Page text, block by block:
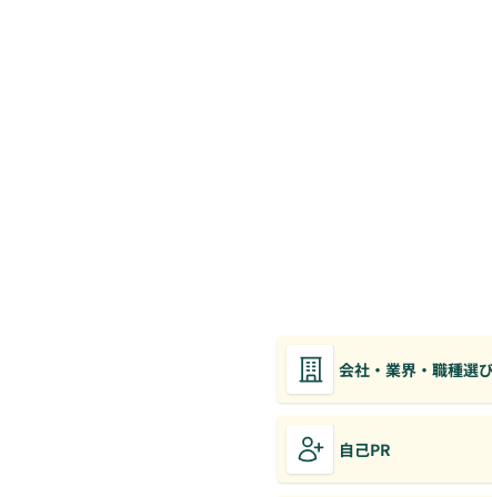
会社・業界・職種選
自己PR